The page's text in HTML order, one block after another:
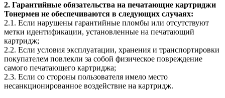
2. Гарантийные обязательства на печатающие картриджи
Тонермен не обеспечиваются в следующих случаях:
2.1. Если нарушены гарантийные пломбы или отсутствуют
метки идентификации, установленные на печатающий
картридж;
2.2. Если условия эксплуатации, хранения и транспортировки
покупателем повлекли за собой физическое повреждение
самого печатающего картриджа;
2.3. Если со стороны пользователя имело место
несанкционированное воздействие на картридж.